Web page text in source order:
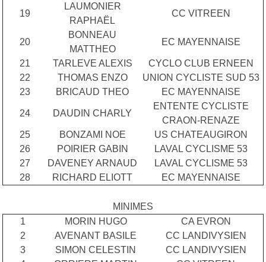
19
LAUMONIER
RAPHAËL
CC VITREEN
20
BONNEAU
MATTHEO
EC MAYENNAISE
21 TARLEVE ALEXIS
CYCLO CLUB ERNEEN
22
THOMAS ENZO
UNION CYCLISTE SUD 53
23
BRICAUD THEO EC MAYENNAISE
24 DAUDIN CHARLY
ENTENTE CYCLISTE
CRAON-RENAZE
25
BONZAMI NOE
US CHATEAUGIRON
26
POIRIER GABIN
LAVAL CYCLISME 53
27
DAVENEY ARNAUD
LAVAL CYCLISME 53
28
RICHARD ELIOTT EC MAYENNAISE
MINIMES
1
MORIN HUGO
CA EVRON
2
AVENANT BASILE
CC LANDIVYSIEN
3
SIMON CELESTIN
CC LANDIVYSIEN